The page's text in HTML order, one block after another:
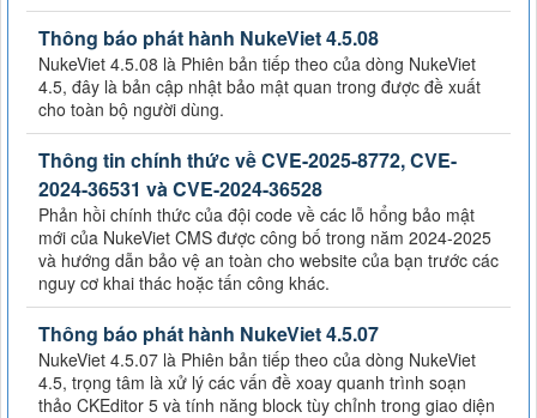
Thông báo phát hành NukeViet 4.5.08
NukeViet 4.5.08 là Phiên bản tiếp theo của dòng NukeViet
4.5, đây là bản cập nhật bảo mật quan trong được đề xuất
cho toàn bộ người dùng.
Thông tin chính thức về CVE-2025-8772, CVE-
2024-36531 và CVE-2024-36528
Phản hồi chính thức của đội code về các lỗ hổng bảo mật
mới của NukeViet CMS được công bố trong năm 2024-2025
và hướng dẫn bảo vệ an toàn cho website của bạn trước các
nguy cơ khai thác hoặc tấn công khác.
Thông báo phát hành NukeViet 4.5.07
NukeViet 4.5.07 là Phiên bản tiếp theo của dòng NukeViet
4.5, trọng tâm là xử lý các vấn đề xoay quanh trình soạn
thảo CKEditor 5 và tính năng block tùy chỉnh trong giao diện